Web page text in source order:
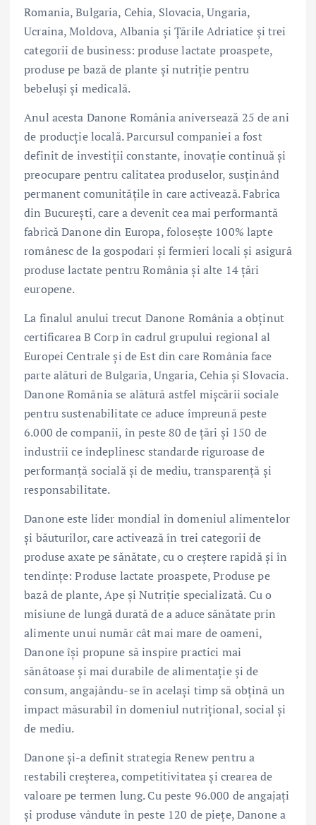
Romania, Bulgaria, Cehia, Slovacia, Ungaria,
Ucraina, Moldova, Albania și Țările Adriatice și trei
categorii de business: produse lactate proaspete,
produse pe bază de plante și nutriție pentru
bebeluși și medicală.
Anul acesta Danone România aniversează 25 de ani
de producție locală. Parcursul companiei a fost
definit de investiții constante, inovație continuă și
preocupare pentru calitatea produselor, susținând
permanent comunitățile în care activează. Fabrica
din București, care a devenit cea mai performantă
fabrică Danone din Europa, folosește 100% lapte
românesc de la gospodari și fermieri locali și asigură
produse lactate pentru România și alte 14 țări
europene.
La finalul anului trecut Danone România a obținut
certificarea B Corp în cadrul grupului regional al
Europei Centrale și de Est din care România face
parte alături de Bulgaria, Ungaria, Cehia și Slovacia.
Danone România se alătură astfel mișcării sociale
pentru sustenabilitate ce aduce împreună peste
6.000 de companii, în peste 80 de țări și 150 de
industrii ce îndeplinesc standarde riguroase de
performanță socială și de mediu, transparență și
responsabilitate.
Danone este lider mondial în domeniul alimentelor
și băuturilor, care activează în trei categorii de
produse axate pe sănătate, cu o creștere rapidă și în
tendințe: Produse lactate proaspete, Produse pe
bază de plante, Ape și Nutriție specializată. Cu o
misiune de lungă durată de a aduce sănătate prin
alimente unui număr cât mai mare de oameni,
Danone își propune să inspire practici mai
sănătoase și mai durabile de alimentație și de
consum, angajându-se în același timp să obțină un
impact măsurabil în domeniul nutrițional, social și
de mediu.
Danone și-a definit strategia Renew pentru a
restabili creșterea, competitivitatea și crearea de
valoare pe termen lung. Cu peste 96.000 de angajați
și produse vândute în peste 120 de piețe, Danone a